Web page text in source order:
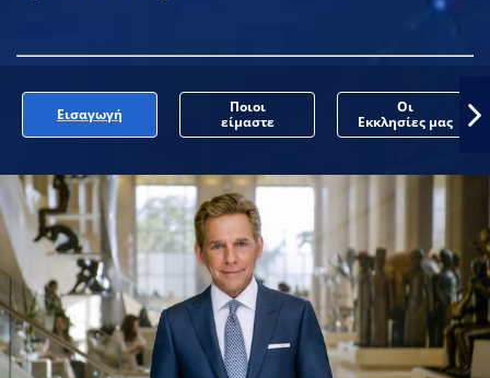
Εισαγωγή
Ποιοι
είμαστε
Οι
Εκκλησίες μας